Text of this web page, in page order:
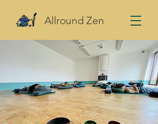
Allround Zen